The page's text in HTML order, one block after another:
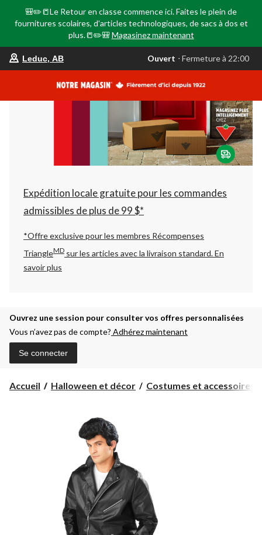
🎒✏️📒Le Retour en classe commence ici. Faites le plein de
fournitures scolaires, d'articles technologiques, de sacs à dos et
plus.📒✏️🎒 Magasinez maintenant
votre
est
AB,
Ouvert,
Fermeture
à
22:00
changer
Leduc, AB Ouvert ⋅ Fermeture à 22:00
Expédition locale gratuite pour les commandes
admissibles de plus de 99 $*
*Offre exclusive pour les membres Récompenses
TriangleMD sur les articles avec la livraison standard.En
savoir plus
Ouvrez une session pour consulter vos offres personnalisées
Vous n’avez pas de compte? Adhérez maintenant
Se connecter
Accueil Halloween et décor Costumes et accessoires